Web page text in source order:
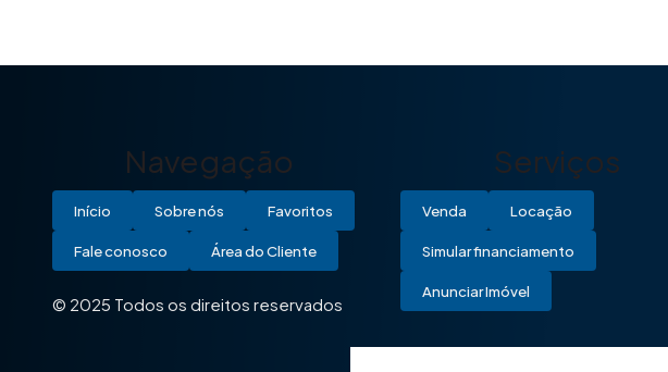
Navegação
Início Sobre nós Favoritos
Fale conosco Área do Cliente
© 2025 Todos os direitos reservados
Serviços
Venda Locação
Simular financiamento
Anunciar Imóvel